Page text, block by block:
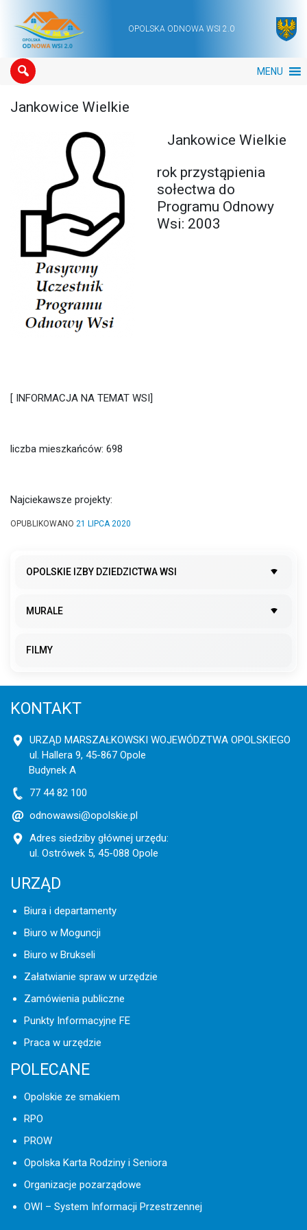
Main NavigationOPOLSKA ODNOWA WSI 2.0
MENU
Jankowice Wielkie
Jankowice Wielkie
rok przystąpienia
sołectwa do
Programu Odnowy
Wsi: 2003
[ INFORMACJA NA TEMAT WSI]
liczba mieszkańców: 698
Najciekawsze projekty:
OPUBLIKOWANO 21 LIPCA 2020
OPOLSKIE IZBY DZIEDZICTWA WSI
MURALE
FILMY
KONTAKT
URZĄD MARSZAŁKOWSKI WOJEWÓDZTWA OPOLSKIEGO
ul. Hallera 9, 45-867 Opole
Budynek A
77 44 82 100
odnowawsi@opolskie.pl
Adres siedziby głównej urzędu:
ul. Ostrówek 5, 45-088 Opole
URZĄD
Biura i departamenty
Biuro w Moguncji
Biuro w Brukseli
Załatwianie spraw w urzędzie
Zamówienia publiczne
Punkty Informacyjne FE
Praca w urzędzie
POLECANE
Opolskie ze smakiem
RPO
PROW
Opolska Karta Rodziny i Seniora
Organizacje pozarządowe
OWI – System Informacji Przestrzennej